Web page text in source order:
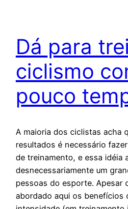
Dá para
ciclismo
pouco
A maioria dos ciclistas acha
resultados é necessário
de treinamento, e essa idéia
desnecessariamente um
pessoas do esporte. Apesar
abordado aqui os benefícios